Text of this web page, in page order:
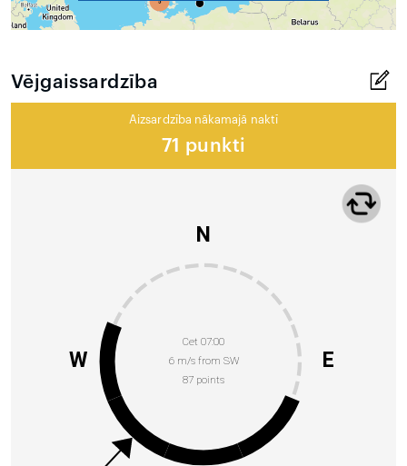
Vējgaissardzība
Aizsardzība nākamajā naktī
71 punkti
Cet 07:00
6 m/s from SW
87 points
N
E
W